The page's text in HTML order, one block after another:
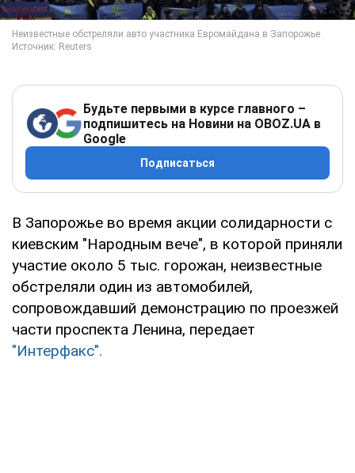
Будьте первыми в курсе главного –
подпишитесь на Новини на OBOZ.UA в
Google
Подписаться
В Запорожье во время акции солидарности с
киевским "Народным вече", в которой приняли
участие около 5 тыс. горожан, неизвестные
обстреляли один из автомобилей,
сопровождавший демонстрацию по проезжей
части проспекта Ленина, передает
"Интерфакс".